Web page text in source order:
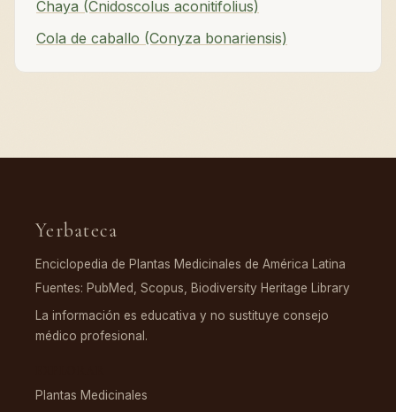
Chaya (Cnidoscolus aconitifolius)
Cola de caballo (Conyza bonariensis)
Yerbateca
Enciclopedia de Plantas Medicinales de América Latina
Fuentes: PubMed, Scopus, Biodiversity Heritage Library
La información es educativa y no sustituye consejo
médico profesional.
Plantas Medicinales